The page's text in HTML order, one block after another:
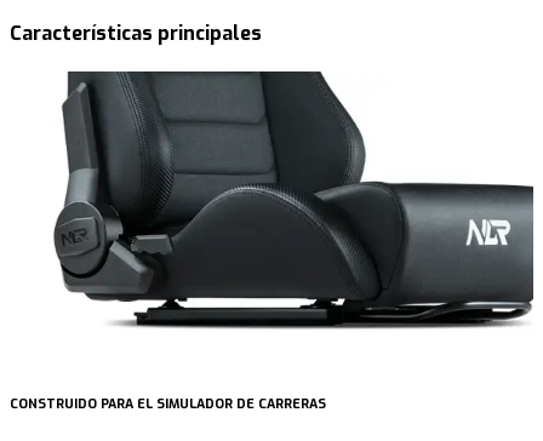
Características principales
CONSTRUIDO PARA EL SIMULADOR DE CARRERAS